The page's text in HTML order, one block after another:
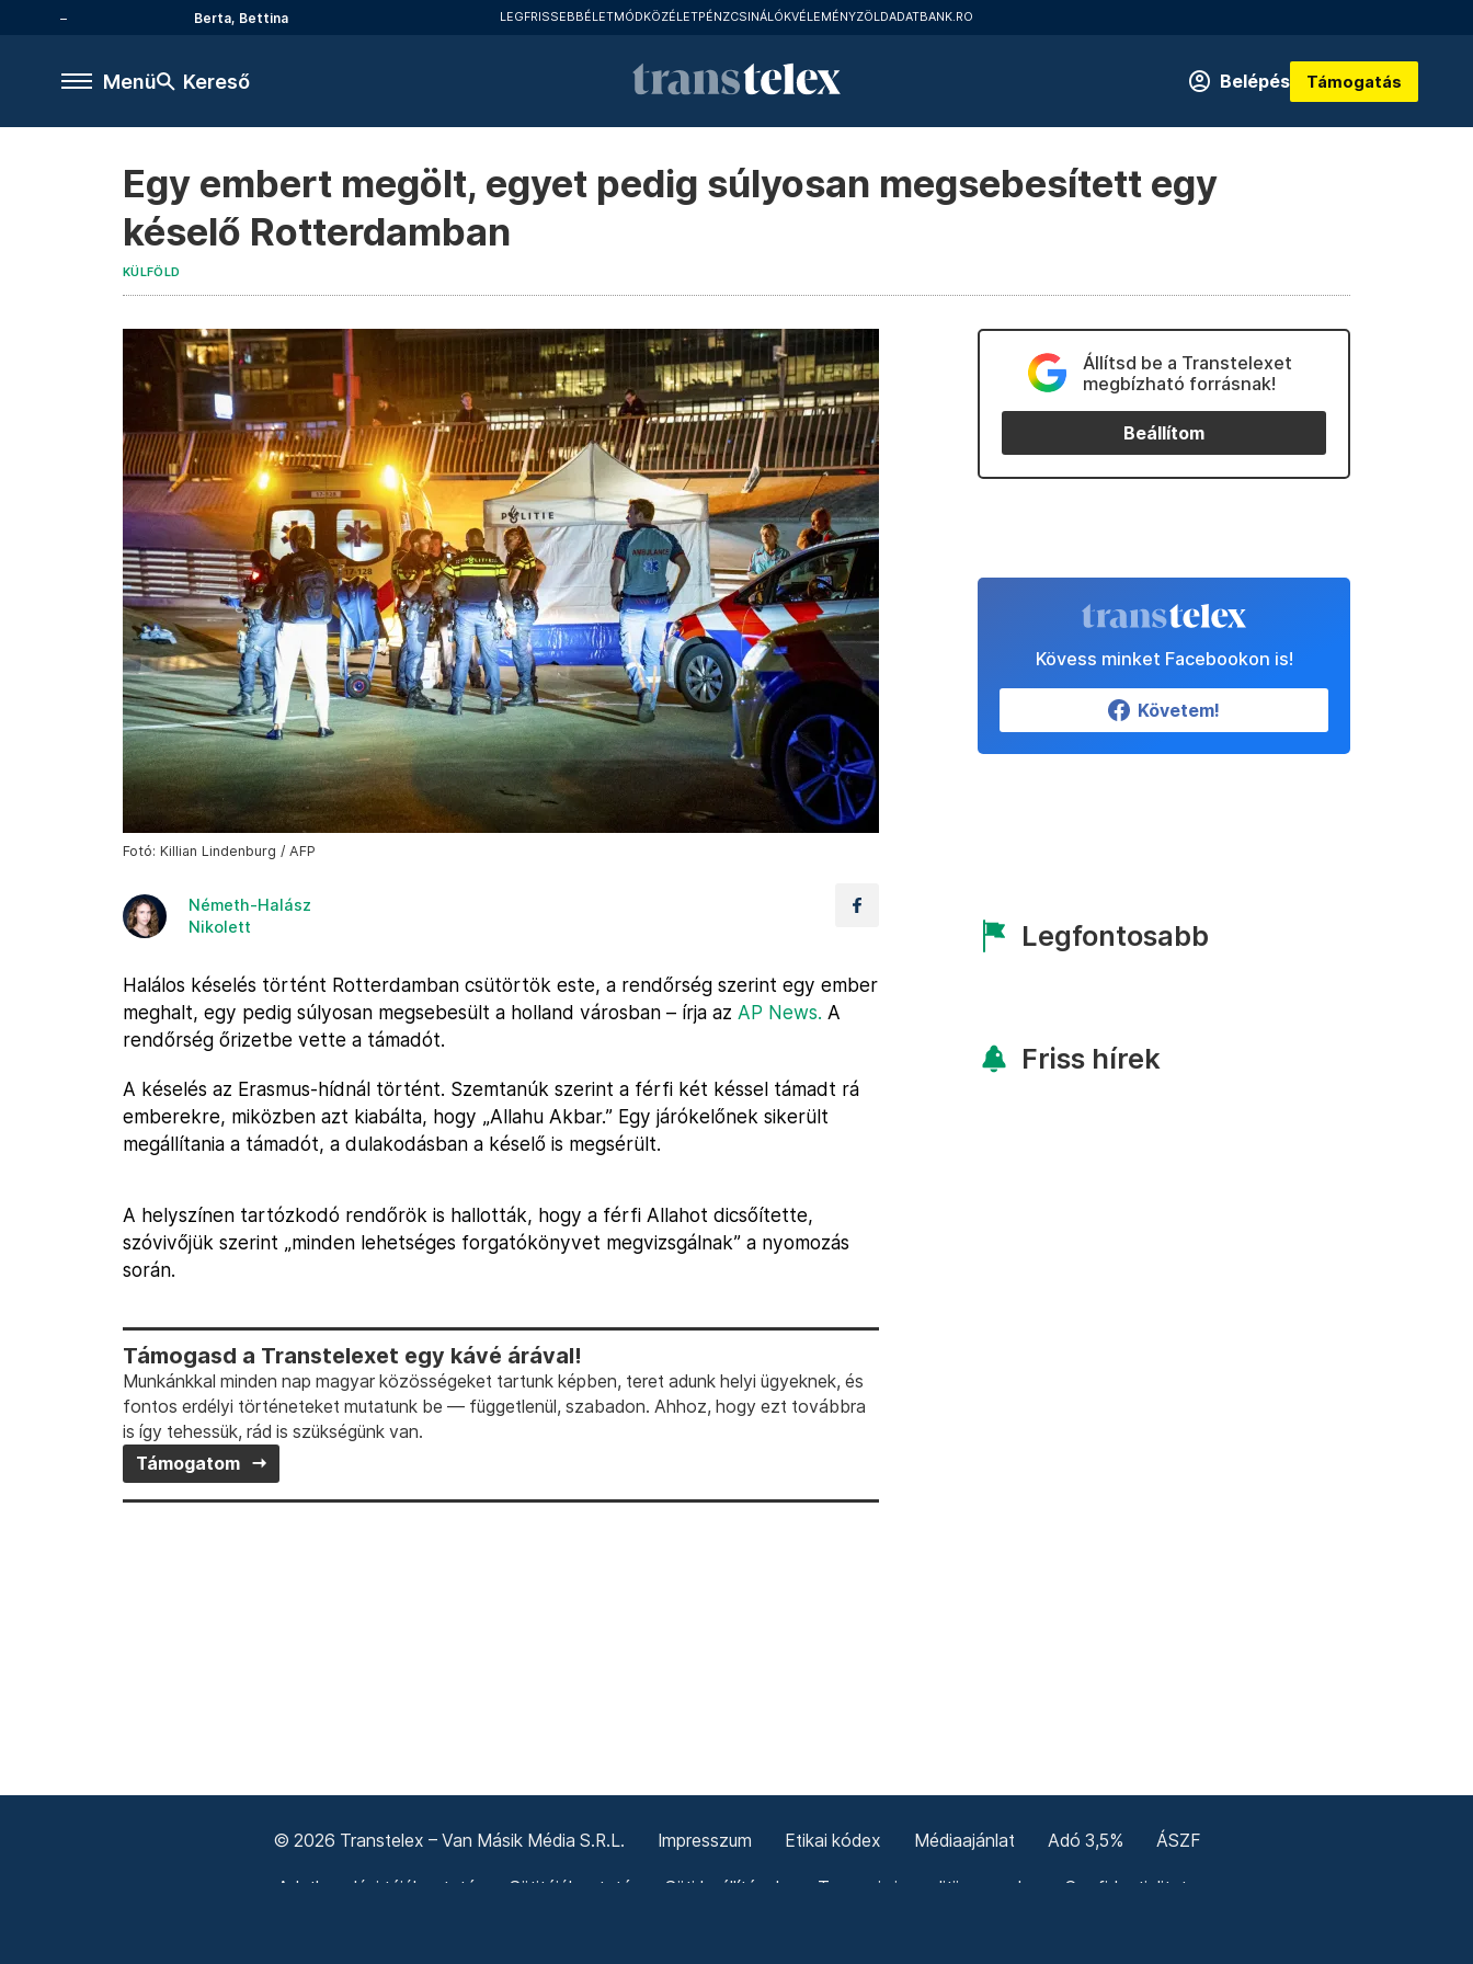
Berta, Bettina LEGFRISSEBBÉLETMÓDKÖZÉLETPÉNZCSINÁLÓKVÉLEMÉNYZÖLDADATBANK.RO
Menü Kereső Belépés Támogatás
Egy embert megölt, egyet pedig súlyosan megsebesített egy
késelő Rotterdamban
KÜLFÖLD
Fotó: Killian Lindenburg / AFP
Németh-Halász
Nikolett
Halálos késelés történt Rotterdamban csütörtök este, a rendőrség szerint egy ember
meghalt, egy pedig súlyosan megsebesült a holland városban – írja az AP News. A
rendőrség őrizetbe vette a támadót.
A késelés az Erasmus-hídnál történt. Szemtanúk szerint a férfi két késsel támadt rá
emberekre, miközben azt kiabálta, hogy „Allahu Akbar.” Egy járókelőnek sikerült
megállítania a támadót, a dulakodásban a késelő is megsérült.
A helyszínen tartózkodó rendőrök is hallották, hogy a férfi Allahot dicsőítette,
szóvivőjük szerint „minden lehetséges forgatókönyvet megvizsgálnak” a nyomozás
során.
Támogasd a Transtelexet egy kávé árával!
Munkánkkal minden nap magyar közösségeket tartunk képben, teret adunk helyi ügyeknek, és
fontos erdélyi történeteket mutatunk be — függetlenül, szabadon. Ahhoz, hogy ezt továbbra
is így tehessük, rád is szükségünk van.
Támogatom
Állítsd be a Transtelexet
megbízható forrásnak!
Beállítom
Kövess minket Facebookon is!
Követem!
Legfontosabb
Friss hírek
© 2026 Transtelex – Van Másik Média S.R.L. Impresszum Etikai kódex Médiaajánlat Adó 3,5% ÁSZF
Adatkezelési tájékoztató Sütitájékoztató Süti beállítások Termeni și condiții generale Confidențialitate